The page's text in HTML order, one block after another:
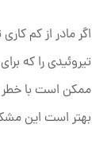
اگر مادر از کم
تیروئیدی را که
ممکن است با خطر
بهتر است این